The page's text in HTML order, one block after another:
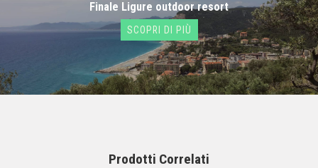
Finale Ligure outdoor resort
SCOPRI DI PIÙ
Prodotti Correlati